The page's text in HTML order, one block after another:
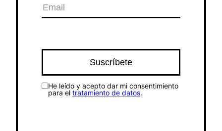
He leído y acepto dar mi consentimiento
para el tratamiento de datos.